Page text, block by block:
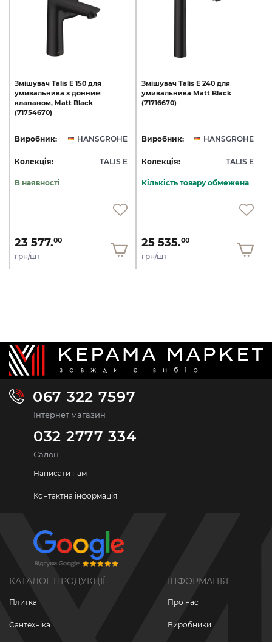
Змішувач Talis E 150 для
умивальника з донним
клапаном, Matt Black
(71754670)
Виробник: HANSGROHE
Колекція: TALIS E
В наявності
23 577.00
грн/шт
Змішувач Talis E 240 для
умивальника Matt Black
(71716670)
Виробник: HANSGROHE
Колекція: TALIS E
Кількість товару обмежена
25 535.00
грн/шт
067 322 7597
Інтернет магазин
032 2777 334
Салон
Написати нам
Контактна інформація
КАТАЛОГ ПРОДУКЦІЇ
Плитка
Сантехніка
ІНФОРМАЦІЯ
Про нас
Виробники